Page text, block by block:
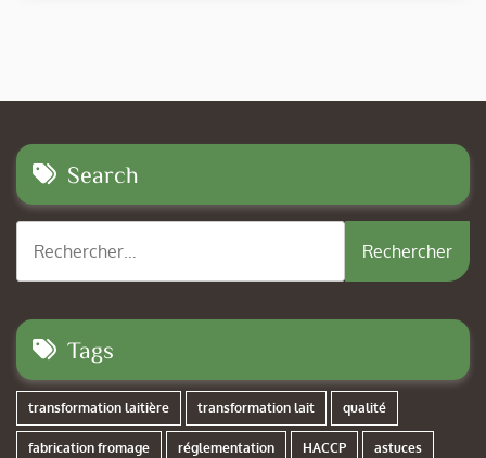
Search
Tags
transformation laitière transformation lait qualité
fabrication fromage réglementation HACCP astuces